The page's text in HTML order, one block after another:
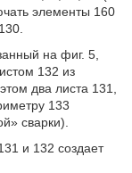
элементы 160
на фиг. 5,
132 из
два листа 131,
133
сварки).
и 132 создает